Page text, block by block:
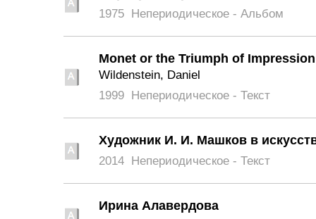
1975 Непериодическое - Альбом
Monet or the Triumph of
Wildenstein, Daniel
1999 Непериодическое - Текст
Художник И. И. Машков в
2014 Непериодическое - Текст
Ирина Алавердова